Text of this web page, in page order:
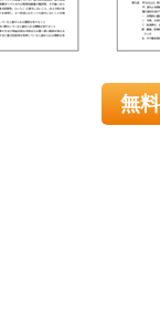
無